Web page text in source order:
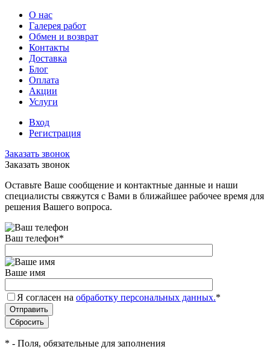
О нас
Галерея работ
Обмен и возврат
Контакты
Доставка
Блог
Оплата
Акции
Услуги
Вход
Регистрация
Заказать звонок
Заказать звонок
Оставьте Ваше сообщение и контактные данные и наши
специалисты свяжутся с Вами в ближайшее рабочее время для
решения Вашего вопроса.
Ваш телефон*
Ваше имя
Я согласен на обработку персональных данных.*
* - Поля, обязательные для заполнения